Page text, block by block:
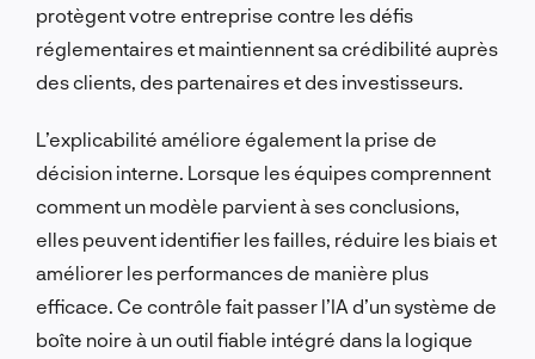
protègent votre entreprise contre les défis
réglementaires et maintiennent sa crédibilité auprès
des clients, des partenaires et des investisseurs.
L’explicabilité améliore également la prise de
décision interne. Lorsque les équipes comprennent
comment un modèle parvient à ses conclusions,
elles peuvent identifier les failles, réduire les biais et
améliorer les performances de manière plus
efficace. Ce contrôle fait passer l’IA d’un système de
boîte noire à un outil fiable intégré dans la logique